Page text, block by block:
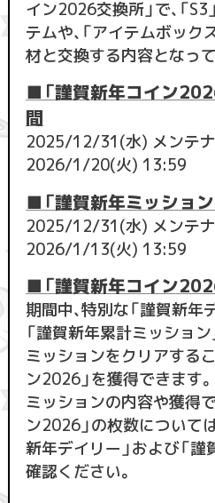
イン2026交換所」で、「
テムや、「アイテムボック
材と交換する内容となっ
■「謹賀新年コイン
間
2025/12/31(水) メンテ
2026/1/20(火) 13:59
■「謹賀新年ミッショ
2025/12/31(水) メンテ
2026/1/13(火) 13:59
■「謹賀新年コイン
期間中、特別な「謹賀新年
「謹賀新年累計ミッション
ミッションをクリアする
ン2026」を獲得できます。
ミッションの内容や獲得
ン2026」の枚数について
新年デイリー」および「謹
確認ください。